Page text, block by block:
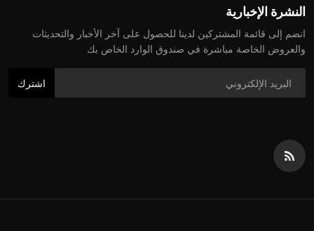
النشرة الإخبارية
انضم إلى قائمة المشتركين لدينا للحصول على آخر الأخبار والتحديثات
والعروض الخاصة مباشرة في صندوق الوارد الخاص بك
اشترك